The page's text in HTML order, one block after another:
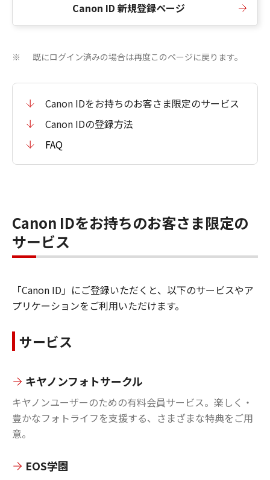
Canon ID 新規登録ページ
※ 既にログイン済みの場合は再度このページに戻ります。
Canon IDをお持ちのお客さま限定のサービス
Canon IDの登録方法
FAQ
Canon IDをお持ちのお客さま限定の
サービス
「Canon ID」にご登録いただくと、以下のサービスやア
プリケーションをご利用いただけます。
サービス
キヤノンフォトサークル
キヤノンユーザーのための有料会員サービス。楽しく・
豊かなフォトライフを支援する、さまざまな特典をご用
意。
EOS学園